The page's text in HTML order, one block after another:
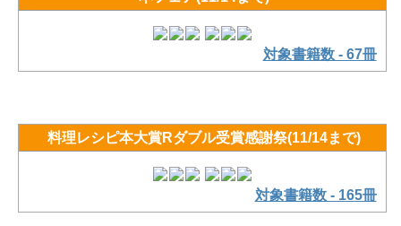
対象書籍数 - 67冊
料理レシピ本大賞Rダブル受賞感謝祭(11/14まで)
対象書籍数 - 165冊